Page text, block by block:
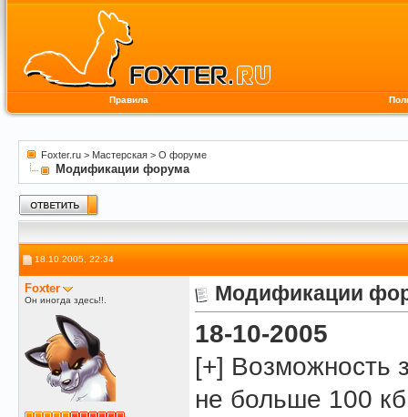
Правила
Foxter.ru > Мастерская > О форуме
Модификации форума
18.10.2005, 22:34
Foxter
Он иногда здесь!!. Модификации
18-10-2005
[+] Возможность
не больше 100 кб